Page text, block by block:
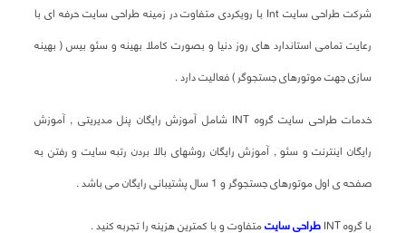
شرکت طراحی سایت Int با رویکردی متفاوت در زمینه طراحی سایت حرفه ای با
رعایت تمامی استاندارد های روز دنیا و بصورت کاملا بهینه و سئو بیس ( بهینه
سازی جهت موتورهای جستجوگر ) فعالیت دارد .
خدمات طراحی سایت گروه INT شامل آموزش رایگان پنل مدیریتی , آموزش
رایگان اینترنت و سئو , آموزش رایگان روشهای بالا بردن رتبه سایت و رفتن به
صفحه ی اول موتورهای جستجوگر و 1 سال پشتیبانی رایگان می باشد .
با گروه INT
طراحی سایتمتفاوت و با کمترین هزینه را تجربه کنید .